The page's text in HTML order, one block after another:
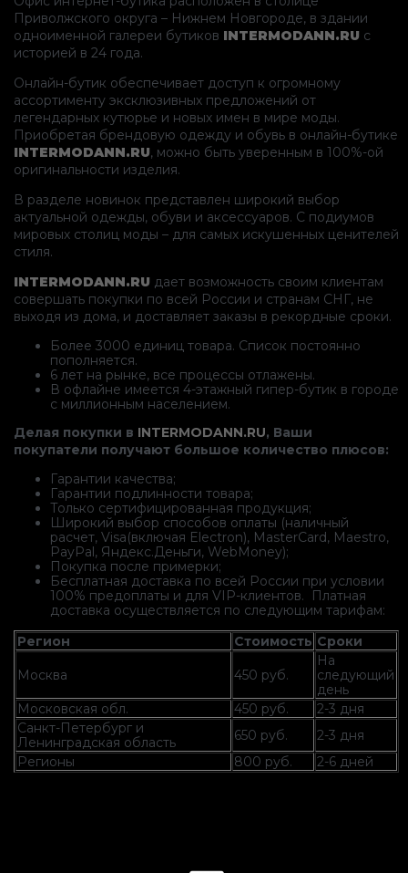
Приволжского округа – Нижнем Новгороде, в здании
одноименной галереи бутиков INTERMODANN.RU с
историей в 24 года.
Онлайн-бутик обеспечивает доступ к огромному
ассортименту эксклюзивных предложений от
легендарных кутюрье и новых имен в мире моды.
Приобретая брендовую одежду и обувь в онлайн-бутике
INTERMODANN.RU, можно быть уверенным в 100%-ой
оригинальности изделия.
В разделе новинок представлен широкий выбор
актуальной одежды, обуви и аксессуаров. С подиумов
мировых столиц моды – для самых искушенных ценителей
стиля.
INTERMODANN.RU дает возможность своим клиентам
совершать покупки по всей России и странам СНГ, не
выходя из дома, и доставляет заказы в рекордные сроки.
Более 3000 единиц товара. Список постоянно
пополняется.
6 лет на рынке, все процессы отлажены.
В офлайне имеется 4-этажный гипер-бутик в городе
с миллионным населением.
Делая покупки в INTERMODANN.RU, Ваши
покупатели получают большое количество плюсов:
Гарантии качества;
Гарантии подлинности товара;
Только сертифицированная продукция;
Широкий выбор способов оплаты (наличный
расчет, Visa(включая Electron), MasterCard, Maestro,
PayPal, Яндекс.Деньги, WebMoney);
Покупка после примерки;
Бесплатная доставка по всей России при условии
100% предоплаты и для VIP-клиентов. Платная
доставка осуществляется по следующим тарифам:
Регион
Стоимость Сроки
Москва 450 руб.
На
следующий
день
Московская обл.
450 руб.
2-3 дня
Санкт-Петербург и
Ленинградская область
650 руб.
2-3 дня
Регионы
800 руб. 2-6 дней